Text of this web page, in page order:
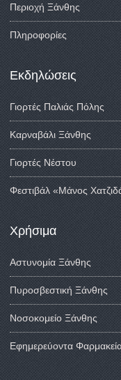
Περιοχή Ξάνθης
Πληροφορίες
Εκδηλώσεις
Γιορτές Παλιάς Πόλης
Καρναβάλι Ξάνθης
Γιορτές Νέστου
Φεστιβάλ «Μάνος
Χρήσιμα
Αστυνομία Ξάνθης
Πυροσβεστική Ξάνθης
Νοσοκομείο Ξάνθης
Εφημερεύοντα